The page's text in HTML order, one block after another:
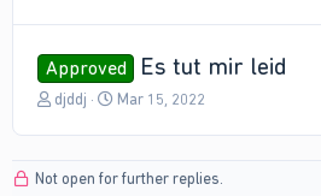
Approved Es tut mir leid
T
a
djddj
SMar 15, 2022
Not open for further replies.